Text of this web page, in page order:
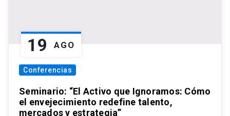
19 AGO
Conferencias
Seminario: “El Activo que Ignoramos: Cómo
el envejecimiento redefine talento,
mercados y estrategia”